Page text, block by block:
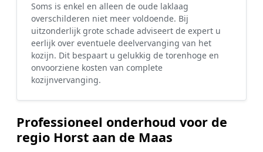
Soms is enkel en alleen de oude laklaag
overschilderen niet meer voldoende. Bij
uitzonderlijk grote schade adviseert de expert u
eerlijk over eventuele deelvervanging van het
kozijn. Dit bespaart u gelukkig de torenhoge en
onvoorziene kosten van complete
kozijnvervanging.
Professioneel onderhoud voor de
regio Horst aan de Maas